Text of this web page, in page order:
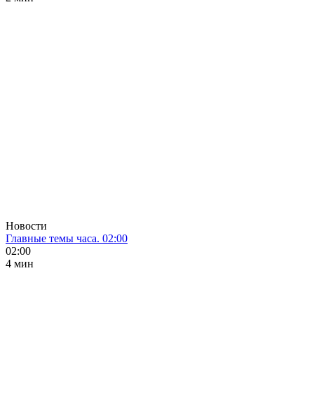
Новости
Главные темы часа. 02:00
02:00
4 мин